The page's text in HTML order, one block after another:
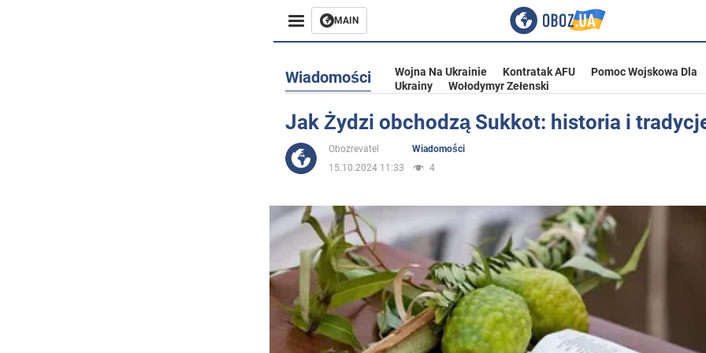
MAIN
Rozrywka
Polityka
Społeczeństwo
Wojna na Ukrainie
Świat
Wiadomości Wojna Na Ukrainie Kontratak AFU
Pomoc Wojskowa Dla
Ukrainy
Wołodymyr Zełenski
Jak Żydzi obchodzą Sukkot: historia i
Obozrevatel
Wiadomości
15.10.2024 11:33
4